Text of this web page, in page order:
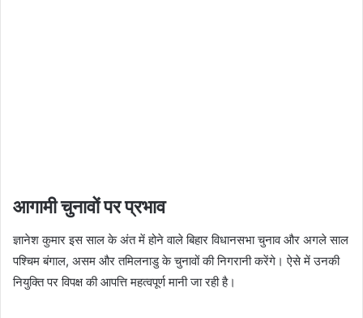
आगामी चुनावों पर प्रभाव
ज्ञानेश कुमार इस साल के अंत में होने वाले बिहार विधानसभा चुनाव और अगले साल
पश्चिम बंगाल, असम और तमिलनाडु के चुनावों की निगरानी करेंगे। ऐसे में उनकी
नियुक्ति पर विपक्ष की आपत्ति महत्वपूर्ण मानी जा रही है।